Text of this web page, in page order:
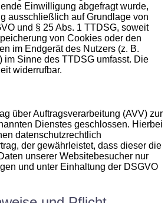
Einwilligung abgefragt wurde,
ausschließlich auf Grundlage von
und § 25 Abs. 1 TTDSG, soweit
von Cookies oder den
im Endgerät des Nutzers (z. B.
im Sinne des TTDSG umfasst. Die
widerrufbar.
über Auftragsverarbeitung (AVV) zur
Dienstes geschlossen. Hierbei
datenschutzrechtlich
der gewährleistet, dass dieser die
unserer Websitebesucher nur
und unter Einhaltung der DSGVO